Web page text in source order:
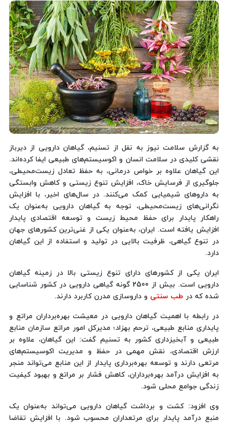
به گزارش سلامت نیوز به نقل از تسنیم، گیاهان دارویی از دیرباز
نقشی کلیدی در سلامت انسان و اکوسیستم‌های طبیعی ایفا کرده‌اند.
این گیاهان علاوه بر خواص درمانی، به حفظ تعادل زیست‌محیطی،
جلوگیری از فرسایش خاک، افزایش تنوع زیستی و کاهش وابستگی
به داروهای شیمیایی کمک می‌کنند. در سال‌های اخیر، با افزایش
نگرانی‌های زیست‌محیطی، توجه به گیاهان دارویی به‌عنوان یک
راهکار پایدار برای حفظ محیط زیست و توسعه اقتصادی پایدار
افزایش یافته است. ایران، به‌عنوان یکی از غنی‌ترین کشورهای جهان
در تنوع گیاهی، ظرفیت بالایی در تولید و استفاده از این گیاهان
دارد.
ایران یکی از کشورهای دارای تنوع زیستی بالا در زمینه گیاهان
دارویی است. بیش از 2500 گونه گیاهی دارویی در کشور شناسایی
شده که در طب سنتی و داروسازی مدرن کاربرد دارند.
در رابطه با اهمیت گیاهان دارویی در معیشت بهره‌برداران مراتع و
پایداری منابع طبیعی، ترحم بهزاد؛ مدیرکل امور مراتع سازمان منابع
طبیعی و آبخیزداری کشور به تسنیم گفت: این گیاهان، علاوه بر
ارزش اقتصادی، نقش مهمی در حفظ و مدیریت اکوسیستم‌های
مرتعی دارند و توسعه بهره‌برداری پایدار از این منابع می‌تواند منجر
به افزایش درآمد بهره‌برداران، کاهش فشار بر مراتع و بهبود کیفیت
زندگی جوامع محلی شود.
وی افزود: کشت و برداشت گیاهان دارویی می‌تواند به‌عنوان یک
منبع درآمد پایدار برای مرتعداران محسوب شود. با افزایش تقاضا